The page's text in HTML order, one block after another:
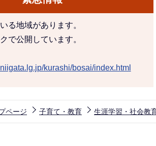
る地域があります。
で公開しています。
kurashi/bosai/index.html
ページ 子育て・教育 生涯学習・社会教